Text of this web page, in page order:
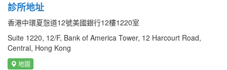
診所地址
香港中環夏愨道12號美國銀行12樓1220室
Suite 1220, 12/F, Bank of America Tower, 12 Harcourt Road,
Central, Hong Kong
地圖